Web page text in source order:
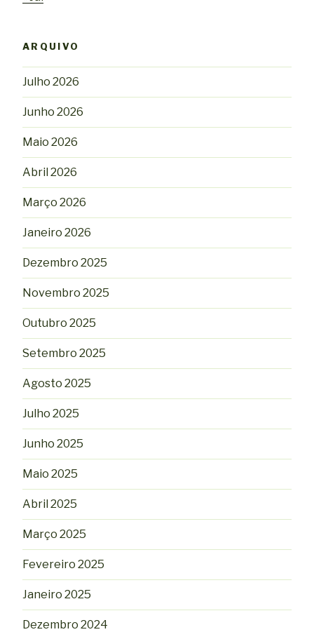
ARQUIVO
Julho 2026
Junho 2026
Maio 2026
Abril 2026
Março 2026
Janeiro 2026
Dezembro 2025
Novembro 2025
Outubro 2025
Setembro 2025
Agosto 2025
Julho 2025
Junho 2025
Maio 2025
Abril 2025
Março 2025
Fevereiro 2025
Janeiro 2025
Dezembro 2024